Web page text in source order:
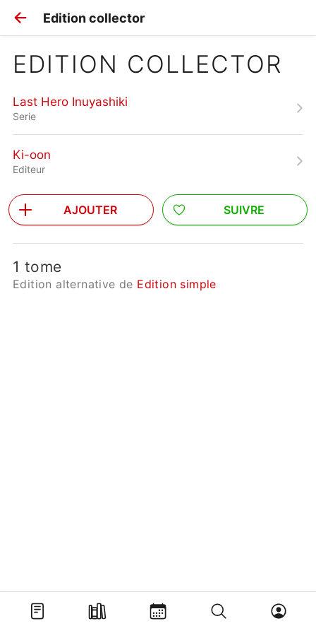
Edition collector
EDITION COLLECTOR
Last Hero Inuyashiki
Serie
Ki-oon
Editeur
AJOUTER SUIVRE
1 tome
Edition alternative de Edition simple